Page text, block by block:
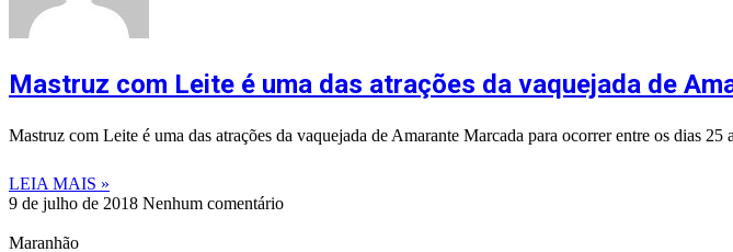
Mastruz com Leite é uma das atrações da vaquejada de
Mastruz com Leite é uma das atrações da vaquejada de Amarante Marcada para ocorrer entre os dias
LEIA MAIS »
9 de julho de 2018 Nenhum comentário
Maranhão